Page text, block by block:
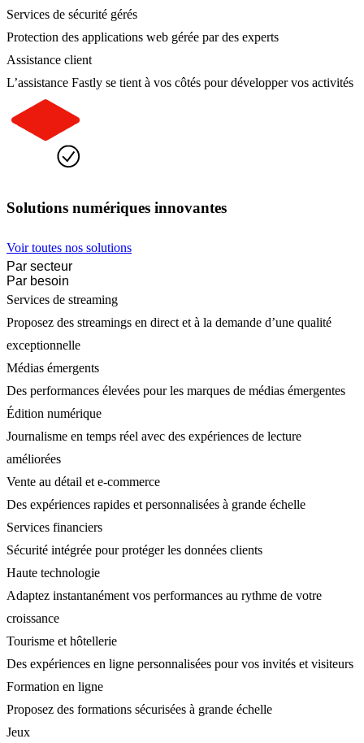
Services de sécurité gérés
Protection des applications web gérée par des experts
Assistance client
L’assistance Fastly se tient à vos côtés pour développer vos activités
Solutions numériques innovantes
Voir toutes nos solutions
Par secteur
Par besoin
Services de streaming
Proposez des streamings en direct et à la demande d’une qualité
exceptionnelle
Médias émergents
Des performances élevées pour les marques de médias émergentes
Édition numérique
Journalisme en temps réel avec des expériences de lecture
améliorées
Vente au détail et e-commerce
Des expériences rapides et personnalisées à grande échelle
Services financiers
Sécurité intégrée pour protéger les données clients
Haute technologie
Adaptez instantanément vos performances au rythme de votre
croissance
Tourisme et hôtellerie
Des expériences en ligne personnalisées pour vos invités et visiteurs
Formation en ligne
Proposez des formations sécurisées à grande échelle
Jeux